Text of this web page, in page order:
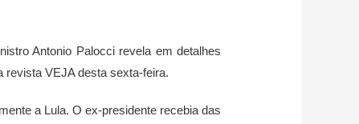
Antonio Palocci revela em detalhes
revista VEJA desta sexta-feira.
a Lula. O ex-presidente recebia das